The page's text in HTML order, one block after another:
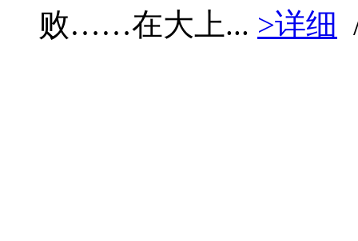
败……在大上... >详细